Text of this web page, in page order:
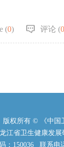
(0) 评论 (0
版权所有 © 《中国
江省卫生健康发展
：150036 联系电